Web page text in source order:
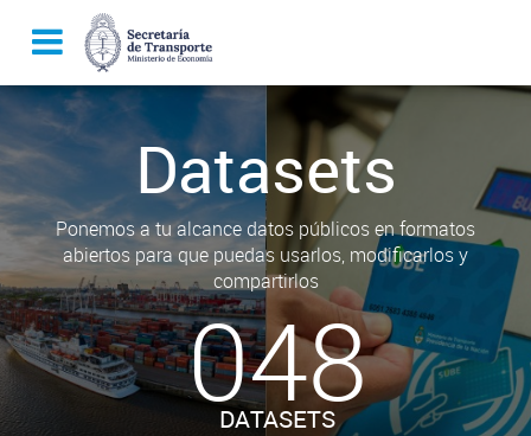
Datasets
Ponemos a tu alcance datos públicos en formatos
abiertos para que puedas usarlos, modificarlos y
compartirlos
048
DATASETS